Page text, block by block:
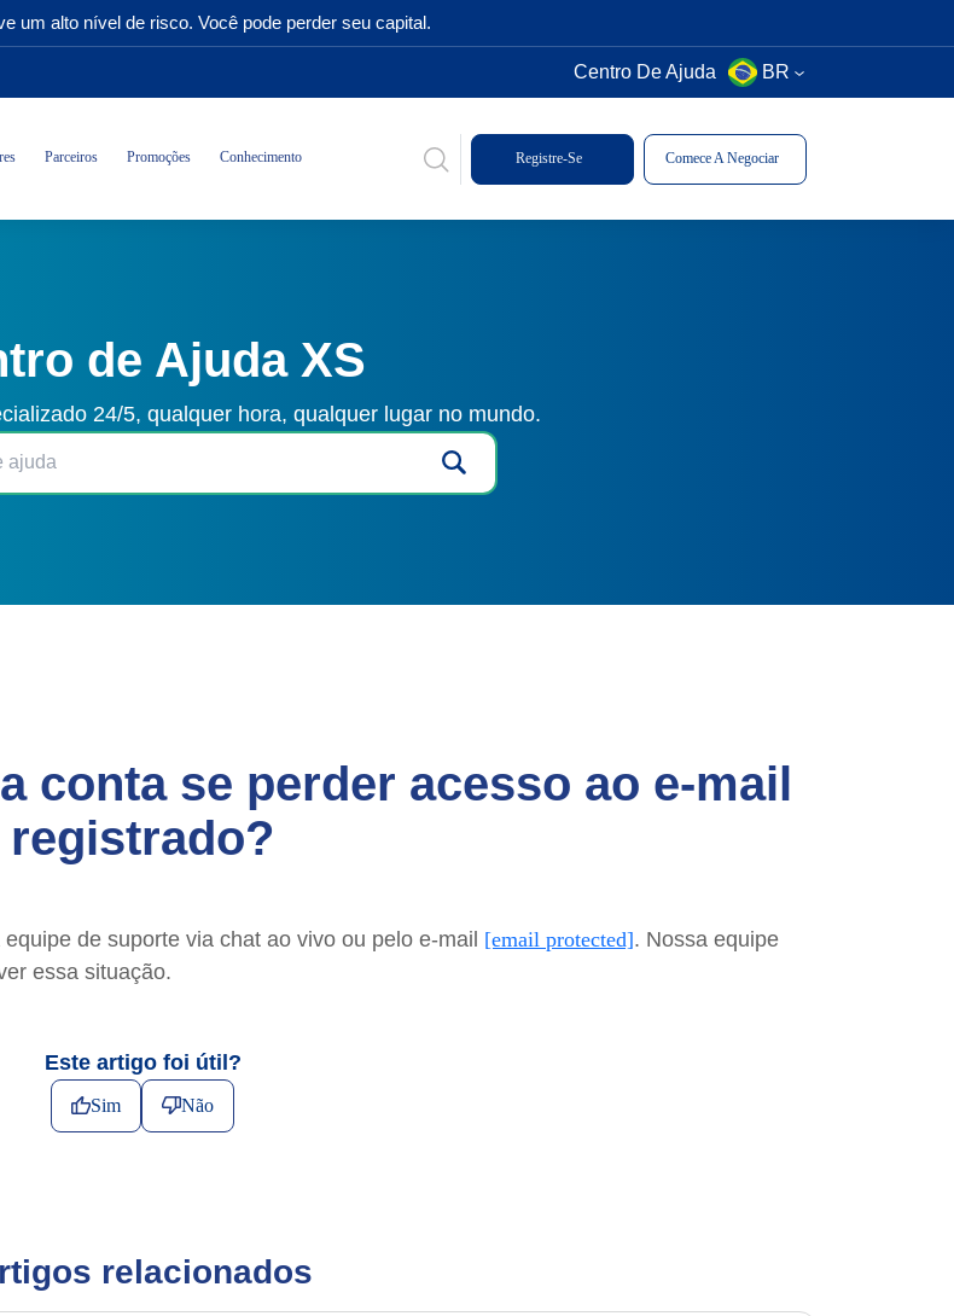
um alto nível de risco. Você pode perder seu capital.
Centro De Ajuda BR
Parceiros Promoções Conhecimento Registre-Se Comece A Negociar
de Ajuda XS
24/5, qualquer hora, qualquer lugar no mundo.
conta se perder acesso ao e-mail
registrado?
de suporte via chat ao vivo ou pelo e-mail [email protected]. Nossa equipe
essa situação.
Este artigo foi útil?
Sim Não
relacionados